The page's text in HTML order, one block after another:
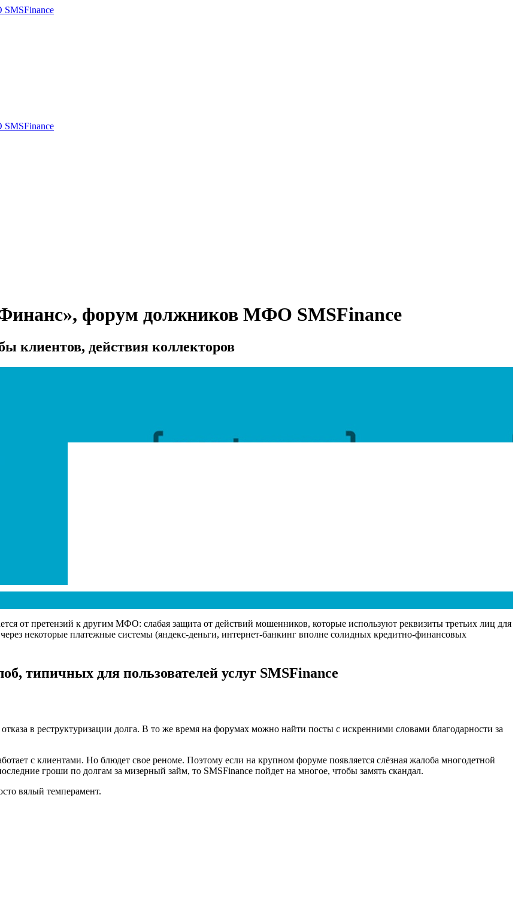
форум должников МФО SMSFinance
действия коллекторов
от претензий к другим МФО: слабая защита от действий мошенников, которые используют реквизиты третьих лиц для
некоторые платежные системы (яндекс-деньги, интернет-банкинг вполне солидных кредитно-финансовых
типичных для пользователей услуг SMSFinance
в реструктуризации долга. В то же время на форумах можно найти посты с искренними словами благодарности за
с клиентами. Но блюдет свое реноме. Поэтому если на крупном форуме появляется слёзная жалоба многодетной
гроши по долгам за мизерный займ, то SMSFinance пойдет на многое, чтобы замять скандал.
вялый темперамент.